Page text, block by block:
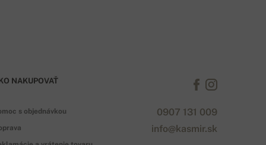
NAKUPOVAŤ
s objednávkou
0907 131 009
info@kasmir.sk